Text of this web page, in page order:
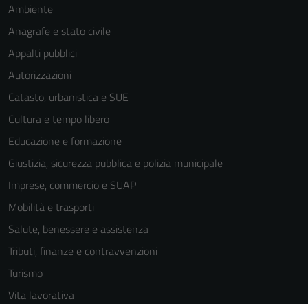
Ambiente
Anagrafe e stato civile
Appalti pubblici
Autorizzazioni
Catasto, urbanistica e SUE
Cultura e tempo libero
Educazione e formazione
Giustizia, sicurezza pubblica e polizia municipale
Imprese, commercio e SUAP
Mobilità e trasporti
Salute, benessere e assistenza
Tributi, finanze e contravvenzioni
Turismo
Vita lavorativa